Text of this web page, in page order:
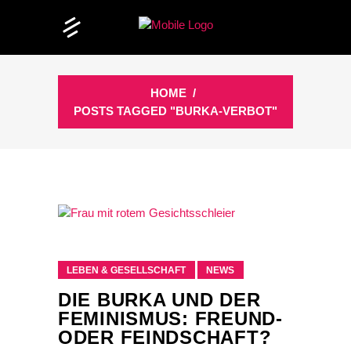
HOME /
POSTS TAGGED "BURKA-VERBOT"
LEBEN & GESELLSCHAFT NEWS
DIE BURKA UND DER
FEMINISMUS: FREUND-
ODER FEINDSCHAFT?